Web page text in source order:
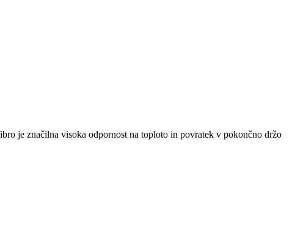
je značilna visoka odpornost na toploto in povratek v pokončno držo